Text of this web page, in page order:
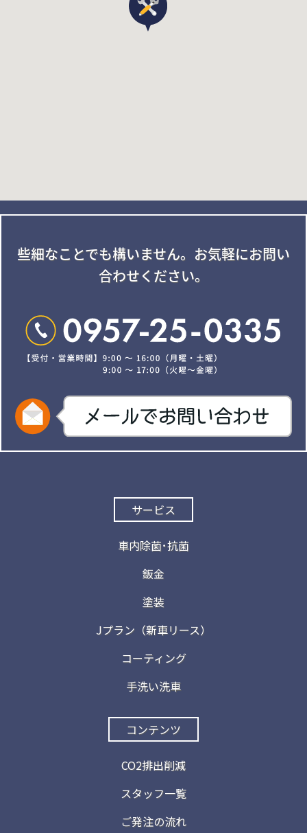
些細なことでも構いません。 お気軽にお問い
合わせください。
サービス
車内除菌･抗菌
鈑金
塗装
Jプラン（新車リース）
コーティング
手洗い洗車
コンテンツ
CO2排出削減
スタッフ一覧
ご発注の流れ